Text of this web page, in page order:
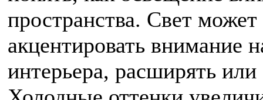
пространства. Свет
акцентировать внимание
интерьера, расширять